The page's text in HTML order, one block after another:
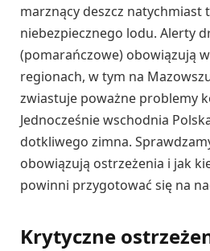
marznący deszcz natychmiast
niebezpiecznego lodu. Alerty
(pomarańczowe) obowiązują
regionach, w tym na
zwiastuje poważne problemy
Jednocześnie wschodnia
dotkliwego zimna.
obowiązują ostrzeżenia i jak
powinni przygotować się na
Krytyczne